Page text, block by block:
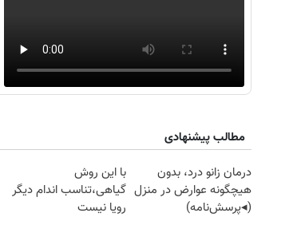
مطالب پیشنهادی
درمان زانو درد، بدون
هیچگونه عوارض در منزل
(◂پرسش‌نامه)
با این روش
گیاهی،تناسب اندام دیگر
رویا نیست